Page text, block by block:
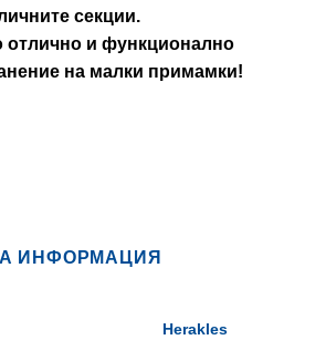
секции.
отлично и функционално
на малки примамки!
ИНФОРМАЦИЯ
Herakles